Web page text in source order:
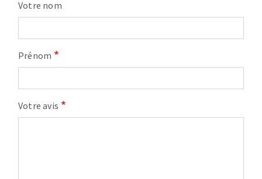
Votre nom
Prénom
Votre avis